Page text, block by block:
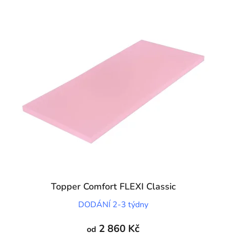
Topper Comfort FLEXI Classic
DODÁNÍ 2-3 týdny
od 2 860 Kč